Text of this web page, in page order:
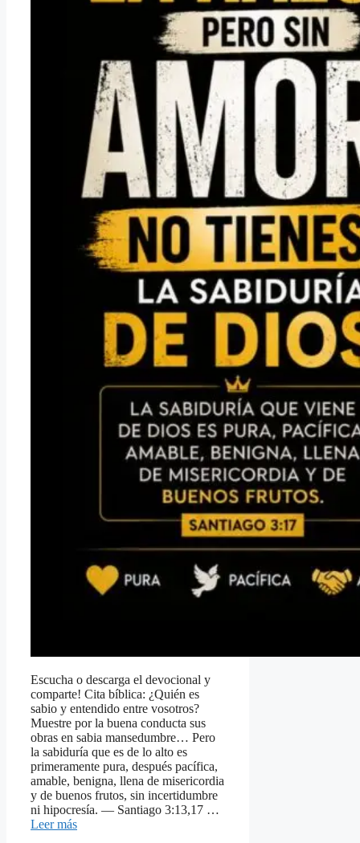
Escucha o descarga el devocional y
comparte! Cita bíblica: ¿Quién es
sabio y entendido entre vosotros?
Muestre por la buena conducta sus
obras en sabia mansedumbre… Pero
la sabiduría que es de lo alto es
primeramente pura, después pacífica,
amable, benigna, llena de misericordia
y de buenos frutos, sin incertidumbre
ni hipocresía. — Santiago 3:13,17 …
Leer más